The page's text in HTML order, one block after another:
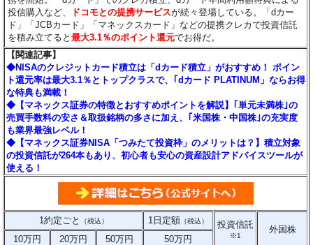
投信購入など、
ドコモとの提携サービスが続々登場している。「dカー
ド」「JCBカード」「マネックスカード」などの提携クレカで投資信託
を積み立てると最大3.1％のポイント還元でお得だ。
【関連記事】
◆NISAのクレジットカード積立は「dカード積立」がおすすめ！ ポイン
ト還元率は最大3.1％とトップクラスで、｢dカード PLATINUM」ならお得
な特典も満載！
◆【マネックス証券の特徴とおすすめポイントを解説】｢単元未満株｣の
売買手数料の安さ＆取扱銘柄の多さに加え、｢米国株・中国株｣の充実度
も業界最強レベル！
◆【マネックス証券NISA「つみたて投資枠」のメリットは？】積立対象
の投資信託が264本もあり、初心者も安心の資産設計アドバイスツールが
使える！
1約定ごと （税込） 1日定額 （税込） 投資信託
※1
外国株
10万円
20万円 50万円 50万円